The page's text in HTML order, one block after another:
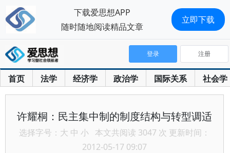
首页 法学 经济学 政治学 国际关系 社会学
登录 注册
许耀桐：民主集中制的制度结构与转型调适
选择字号： 大 中 小 本文共阅读 3047 次 更新时间：
2012-05-17 09:07
下载爱思想APP
随时随地阅读精品文章
立即下载